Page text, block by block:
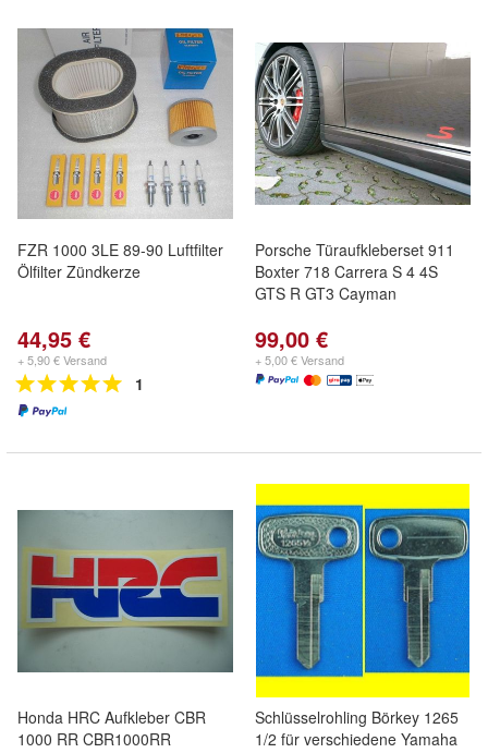
FZR 1000 3LE 89-90 Luftfilter
Ölfilter Zündkerze
44,95 €
+ 5,90 € Versand
1
Porsche Türaufkleberset 911
Boxter 718 Carrera S 4 4S
GTS R GT3 Cayman
99,00 €
+ 5,00 € Versand
Honda HRC Aufkleber CBR
1000 RR CBR1000RR
Schlüsselrohling Börkey 1265
1/2 für verschiedene Yamaha